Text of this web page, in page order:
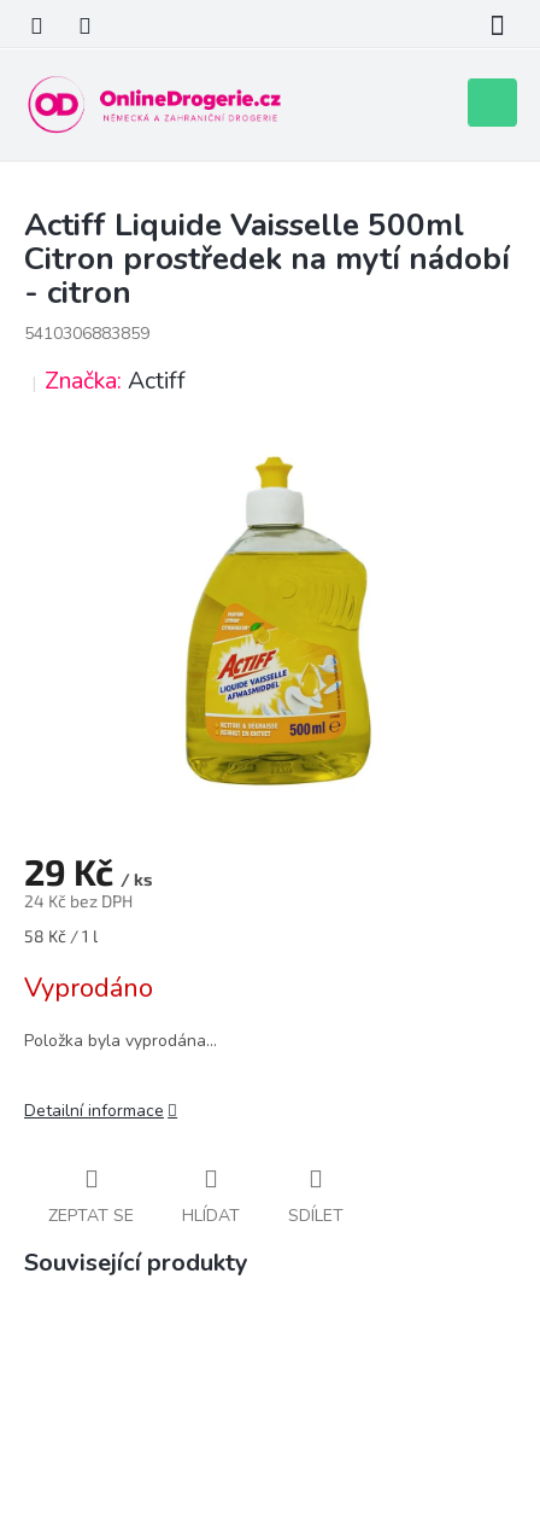
obsah
košík
Actiff Liquide Vaisselle 500ml
Citron prostředek na mytí nádobí
- citron
5410306883859
Značka: Actiff
29 Kč / ks
24 Kč bez DPH
Měrná
58 Kč / 1 l
Vyprodáno
Položka byla vyprodána…
Detailní informace
ZEPTAT SE HLÍDAT SDÍLET
Související produkty